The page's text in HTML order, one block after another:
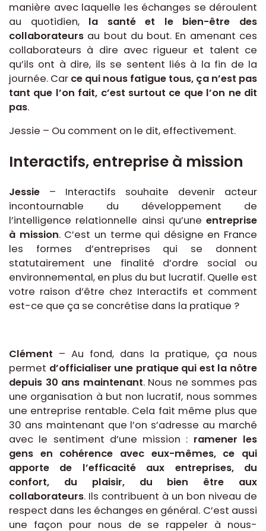
manière avec laquelle les échanges se déroulent
au quotidien, la santé et le bien-être des
collaborateurs au bout du bout. En amenant ces
collaborateurs à dire avec rigueur et talent ce
qu’ils ont à dire, ils se sentent liés à la fin de la
journée. Car ce qui nous fatigue tous, ça n’est pas
tant que l’on fait, c’est surtout ce que l’on ne dit
pas.
Jessie – Ou comment on le dit, effectivement.
Interactifs, entreprise à mission
Jessie – Interactifs souhaite devenir acteur
incontournable du développement de
l’intelligence relationnelle ainsi qu’une entreprise
à mission. C’est un terme qui désigne en France
les formes d’entreprises qui se donnent
statutairement une finalité d’ordre social ou
environnemental, en plus du but lucratif. Quelle est
votre raison d’être chez Interactifs et comment
est-ce que ça se concrétise dans la pratique ?
Clément – Au fond, dans la pratique, ça nous
permet d’officialiser une pratique qui est la nôtre
depuis 30 ans maintenant. Nous ne sommes pas
une organisation à but non lucratif, nous sommes
une entreprise rentable. Cela fait même plus que
30 ans maintenant que l’on s’adresse au marché
avec le sentiment d’une mission : ramener les
gens en cohérence avec eux-mêmes, ce qui
apporte de l’efficacité aux entreprises, du
confort, du plaisir, du bien être aux
collaborateurs. Ils contribuent à un bon niveau de
respect dans les échanges en général. C’est aussi
une façon pour nous de se rappeler à nous-